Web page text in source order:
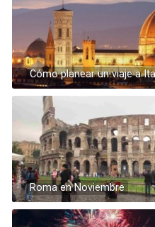
Cómo planear un viaje a
Roma en Noviembre